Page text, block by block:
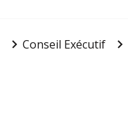
Conseil Exécutif